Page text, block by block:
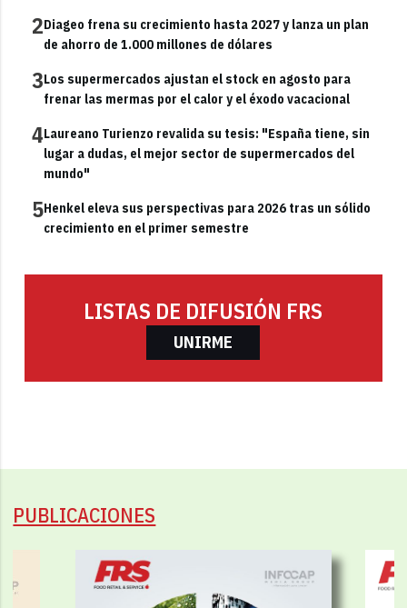
2Diageo frena su crecimiento hasta 2027 y lanza un plan
de ahorro de 1.000 millones de dólares
3Los supermercados ajustan el stock en agosto para
frenar las mermas por el calor y el éxodo vacacional
4Laureano Turienzo revalida su tesis: "España tiene, sin
lugar a dudas, el mejor sector de supermercados del
mundo"
5Henkel eleva sus perspectivas para 2026 tras un sólido
crecimiento en el primer semestre
LISTAS DE DIFUSIÓN FRS
UNIRME
PUBLICACIONES